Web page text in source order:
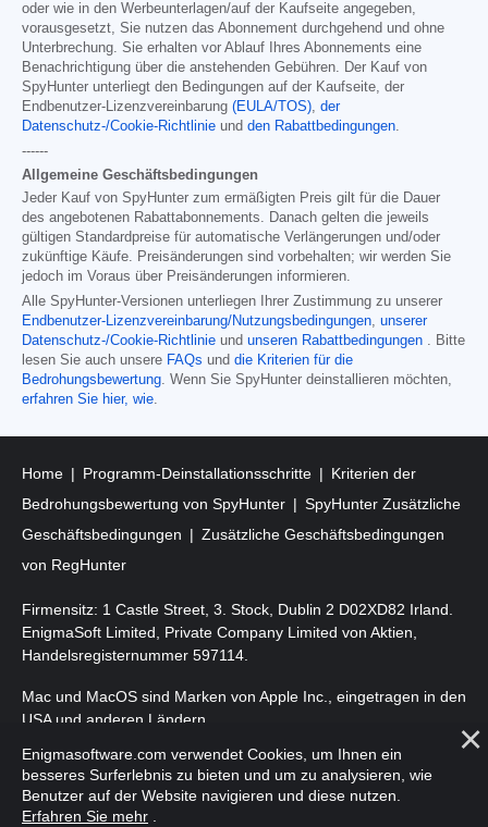
oder wie in den Werbeunterlagen/auf der Kaufseite angegeben,
vorausgesetzt, Sie nutzen das Abonnement durchgehend und ohne
Unterbrechung. Sie erhalten vor Ablauf Ihres Abonnements eine
Benachrichtigung über die anstehenden Gebühren. Der Kauf von
SpyHunter unterliegt den Bedingungen auf der Kaufseite, der
Endbenutzer-Lizenzvereinbarung (EULA/TOS), der
Datenschutz-/Cookie-Richtlinie und den Rabattbedingungen.
------
Allgemeine Geschäftsbedingungen
Jeder Kauf von SpyHunter zum ermäßigten Preis gilt für die Dauer
des angebotenen Rabattabonnements. Danach gelten die jeweils
gültigen Standardpreise für automatische Verlängerungen und/oder
zukünftige Käufe. Preisänderungen sind vorbehalten; wir werden Sie
jedoch im Voraus über Preisänderungen informieren.
Alle SpyHunter-Versionen unterliegen Ihrer Zustimmung zu unserer
Endbenutzer-Lizenzvereinbarung/Nutzungsbedingungen, unserer
Datenschutz-/Cookie-Richtlinie und unseren Rabattbedingungen . Bitte
lesen Sie auch unsere FAQs und die Kriterien für die
Bedrohungsbewertung. Wenn Sie SpyHunter deinstallieren möchten,
erfahren Sie hier, wie.
Home Programm-Deinstallationsschritte
Kriterien der
Bedrohungsbewertung von SpyHunter
SpyHunter Zusätzliche
Geschäftsbedingungen
Zusätzliche Geschäftsbedingungen
von RegHunter
Firmensitz: 1 Castle Street, 3. Stock, Dublin 2 D02XD82 Irland.
EnigmaSoft Limited, Private Company Limited von Aktien,
Handelsregisternummer 597114.
Mac und MacOS sind Marken von Apple Inc., eingetragen in den
USA und anderen Ländern.
Copyright 2016-2025 . EnigmaSoft Ltd. Alle Rechte vorbehalten.
Enigmasoftware.com verwendet Cookies, um Ihnen ein
besseres Surferlebnis zu bieten und um zu analysieren, wie
Benutzer auf der Website navigieren und diese nutzen.
Erfahren Sie mehr